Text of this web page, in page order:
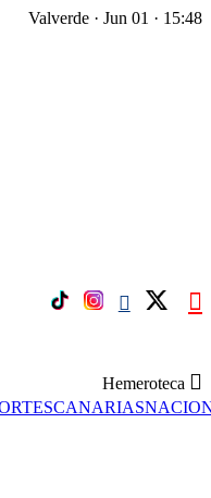
Valverde · Jun 01 · 15:48
Hemeroteca
CANARIAS